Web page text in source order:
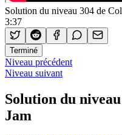
Solution du niveau 304 de
3:37
Terminé
Niveau précédent
Niveau suivant
Solution du
Jam